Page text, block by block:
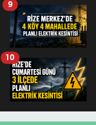
9
10